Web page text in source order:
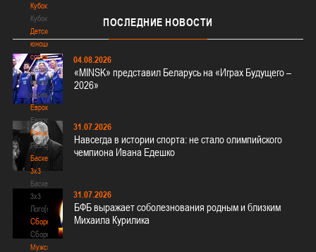
Кубок
Кубок
Детско-
юношеские
соревнования
Детско-
юношеские
соревнования
Еврокубки
Еврокубки
Разное
Разное
Баскетбол
3х3
Баскетбол
3х3
Лого[modid=121]
Сборные
Сборные
Мужские
ПОСЛЕДНИЕ НОВОСТИ
04.08.2026
«MINSK» представил Беларусь на «Играх Будущего –
2026»
31.07.2026
Навсегда в истории спорта: не стало олимпийского
чемпиона Ивана Едешко
31.07.2026
БФБ выражает соболезнования родным и близким
Михаила Курилика